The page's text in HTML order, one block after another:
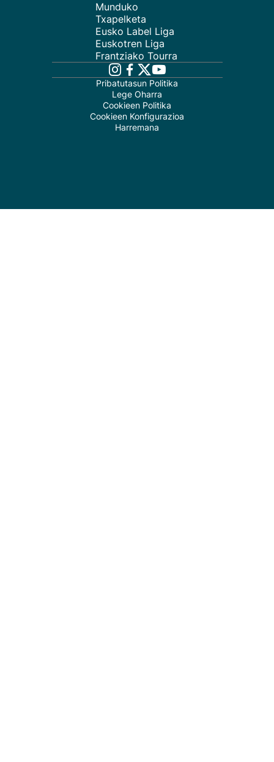
Munduko
Txapelketa
Eusko Label Liga
Euskotren Liga
Frantziako Tourra
Pribatutasun Politika
Lege Oharra
Cookieen Politika
Cookieen Konfigurazioa
Harremana